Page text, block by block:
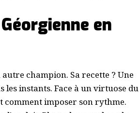
en
champion. Sa recette ? Une
instants. Face à un virtuose du
comment imposer son rythme.